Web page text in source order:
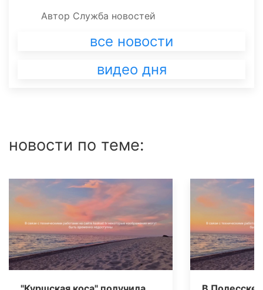
Автор Служба новостей
все новости
видео дня
новости по теме: